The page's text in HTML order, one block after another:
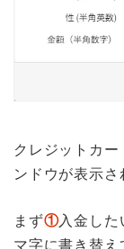
クレジットカ
ンドウが表示さ
まず①入金した
マ字に書き替え